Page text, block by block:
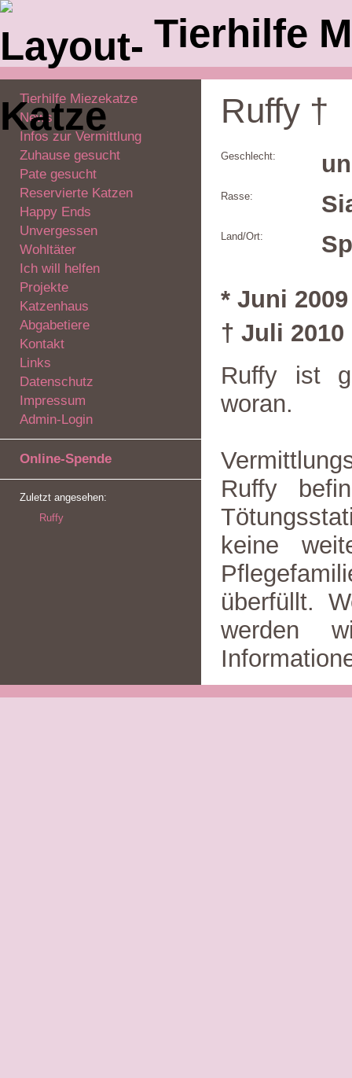
Tierhilfe
Tierhilfe Miezekatze
News
Infos zur Vermittlung
Zuhause gesucht
Pate gesucht
Reservierte Katzen
Happy Ends
Unvergessen
Wohltäter
Ich will helfen
Projekte
Katzenhaus
Abgabetiere
Kontakt
Links
Datenschutz
Impressum
Admin-Login
Online-Spende
Zuletzt angesehen:
Ruffy
Ruffy †
Geschlecht:
Rasse:
Land/Ort:
* Juni 2009
† Juli 2010
Ruffy ist
woran.
Ruffy
keine
überfüllt.
werden